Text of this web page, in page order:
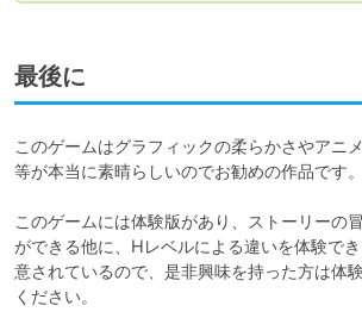
最後に
このゲームはグラフィックの柔らかさやアニ
等が本当に素晴らしいのでお勧めの作品です。
このゲームには体験版があり、ストーリーの
ができる他に、Hレベルによる違いを体験で
意されているので、是非興味を持った方は体
ください。